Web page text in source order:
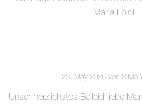
Maria Loidl
23. May 2026 von Silvia
Unser herzlichstes Beileid liebe